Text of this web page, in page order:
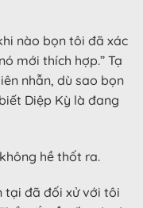
nào bọn tôi đã xác
mới thích hợp.” Tạ
nhẫn, dù sao bọn
Diệp Kỳ là đang
hề thốt ra.
tại đã đối xử với tôi